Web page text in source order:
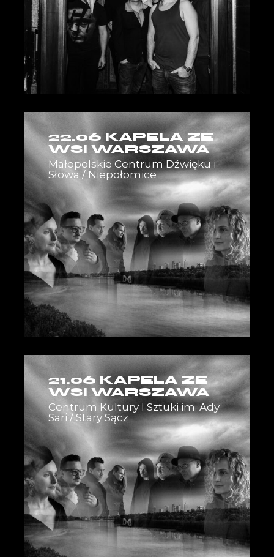
22.06 KAPELA ZE
WSI WARSZAWA
Małopolskie Centrum Dźwięku i
Słowa / Niepołomice
21.06 KAPELA ZE
WSI WARSZAWA
Centrum Kultury I Sztuki im. Ady
Sari / Stary Sącz